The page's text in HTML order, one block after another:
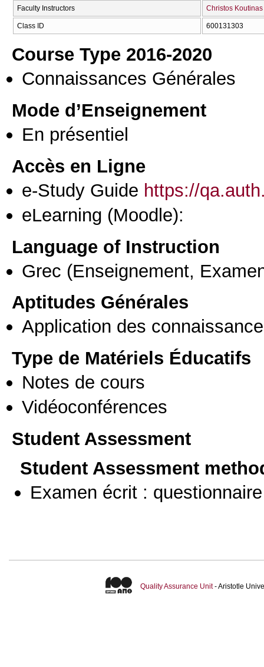
Faculty Instructors Christos Koutinas
Class ID 600131303
Course Type 2016-2020
Connaissances Générales
Mode d’Enseignement
En présentiel
Accès en Ligne
e-Study Guide https://
eLearning (Moodle):
Language of Instruction
Grec (Enseignement,
Aptitudes Générales
Application des
Type de Matériels Éducatifs
Notes de cours
Vidéoconférences
Student Assessment
Student Assessment
Examen écrit :
Quality Assurance Unit- Aristotle